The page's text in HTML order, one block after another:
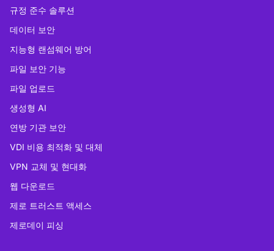
규정 준수 솔루션
데이터 보안
지능형 랜섬웨어 방어
파일 보안 기능
파일 업로드
생성형 AI
연방 기관 보안
VDI 비용 최적화 및 대체
VPN 교체 및 현대화
웹 다운로드
제로 트러스트 액세스
제로데이 피싱